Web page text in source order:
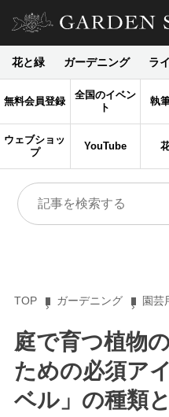
花と緑 ガーデニング ラ
無料会員登録
全国のイベン
ト
執
ウェブショッ
プ
YouTube
TOP ガーデニング 園芸
庭で育つ植物
ための必須ア
ベル」の種類